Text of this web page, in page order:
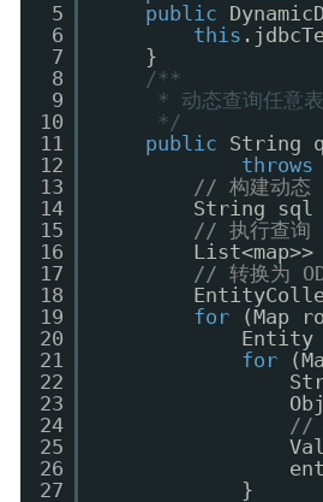
5
6
7
8
9
10
11
12
13
14
15
16
17
18
19
20
21
22
23
24
25
26
27
public
this
}
/**
* 动态查询任意
*/
public
String
throws
// 构建动态
String sql
// 执行查询
// 转换为
for
(Map
Entity
for
//
}